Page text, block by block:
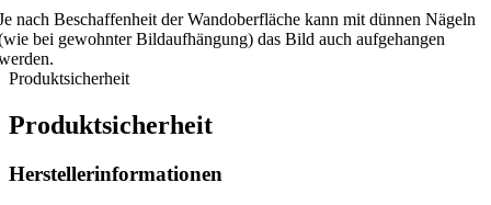
nach Beschaffenheit der Wandoberfläche kann mit dünnen Nägeln
bei gewohnter Bildaufhängung) das Bild auch aufgehangen
Produktsicherheit
Produktsicherheit
Herstellerinformationen